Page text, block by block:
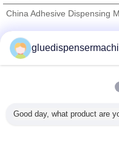
China Adhesive Dispensing
проверенных поставщиков
Trust Seal
Verified
Все продукты
Good day, what product are